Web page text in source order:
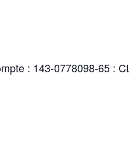
: 143-0778098-65 :